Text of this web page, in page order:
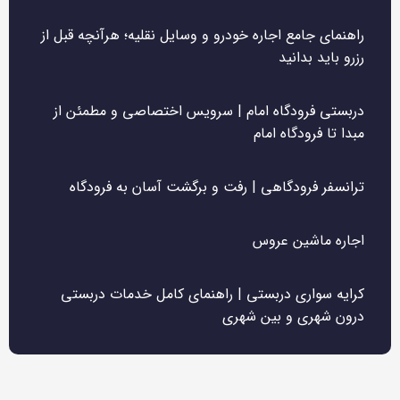
راهنمای جامع اجاره خودرو و وسایل نقلیه؛ هرآنچه قبل از
رزرو باید بدانید
دربستی فرودگاه امام | سرویس اختصاصی و مطمئن از
مبدا تا فرودگاه امام
ترانسفر فرودگاهی | رفت و برگشت آسان به فرودگاه
اجاره ماشین عروس
کرایه سواری دربستی | راهنمای کامل خدمات دربستی
درون شهری و بین شهری